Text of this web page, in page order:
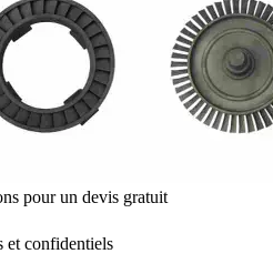
pour un devis gratuit
et confidentiels